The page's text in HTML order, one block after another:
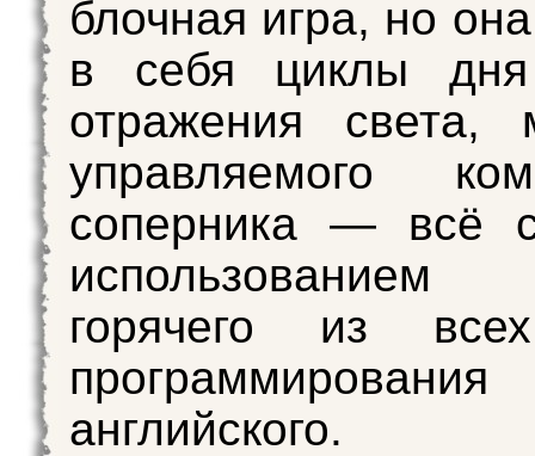
блочная игра, но
в себя циклы
отражения света,
управляемого
соперника — всё
горячего из
английского.